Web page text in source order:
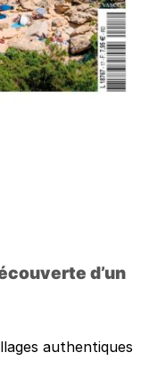
d’un
authentiques